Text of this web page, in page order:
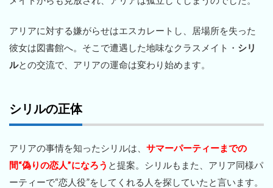
アリアに対する嫌がらせはエスカレートし、居場所を失った
彼女は図書館へ。そこで遭遇した地味なクラスメイト・ シリ
ルとの交流で、アリアの運命は変わり始めます。
シリルの正体
アリアの事情を知ったシリルは、 サマーパーティーまでの
間“偽りの恋人”になろう と提案。シリルもまた、アリア同様パ
ーティーで“恋人役”をしてくれる人を探していたと言います。